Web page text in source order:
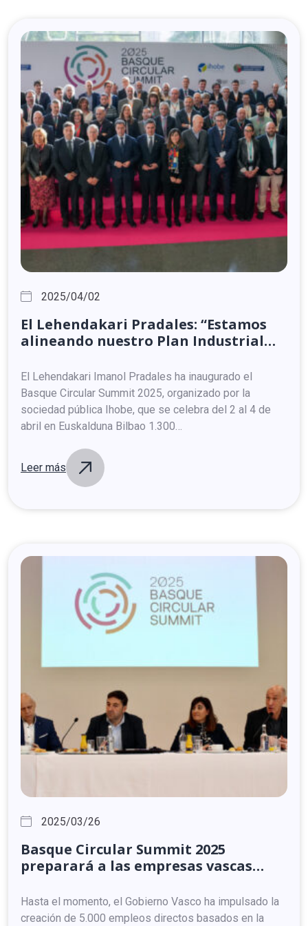
2025/04/02
El Lehendakari Pradales: “Estamos
alineando nuestro Plan Industrial
Euskadipuede ydebeserunactor
relevanteenesteproceso”
El Lehendakari Imanol Pradales ha inaugurado el
Basque Circular Summit 2025, organizado por la
sociedad pública Ihobe, que se celebra del 2 al 4 de
abril en Euskalduna Bilbao 1.300…
Leer más
2025/03/26
Basque Circular Summit 2025
preparará a las empresas vascas
nuevoPacto IndustrialLimpio
europeo
Hasta el momento, el Gobierno Vasco ha impulsado la
creación de 5.000 empleos directos basados en la